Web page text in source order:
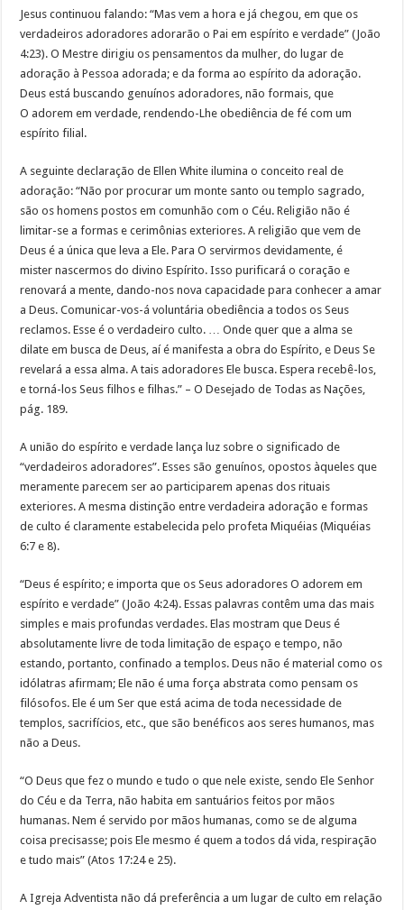
Jesus continuou falando: “Mas vem a hora e já chegou, em que os
verdadeiros adoradores adorarão o Pai em espírito e verdade” (João
4:23). O Mestre dirigiu os pensamentos da mulher, do lugar de
adoração à Pessoa adorada; e da forma ao espírito da adoração.
Deus está buscando genuínos adoradores, não formais, que
O adorem em verdade, rendendo-Lhe obediência de fé com um
espírito filial.
A seguinte declaração de Ellen White ilumina o conceito real de
adoração: “Não por procurar um monte santo ou templo sagrado,
são os homens postos em comunhão com o Céu. Religião não é
limitar-se a formas e cerimônias exteriores. A religião que vem de
Deus é a única que leva a Ele. Para O servirmos devidamente, é
mister nascermos do divino Espírito. Isso purificará o coração e
renovará a mente, dando-nos nova capacidade para conhecer a amar
a Deus. Comunicar-vos-á voluntária obediência a todos os Seus
reclamos. Esse é o verdadeiro culto. … Onde quer que a alma se
dilate em busca de Deus, aí é manifesta a obra do Espírito, e Deus Se
revelará a essa alma. A tais adoradores Ele busca. Espera recebê-los,
e torná-los Seus filhos e filhas.” – O Desejado de Todas as Nações,
pág. 189.
A união do espírito e verdade lança luz sobre o significado de
“verdadeiros adoradores”. Esses são genuínos, opostos àqueles que
meramente parecem ser ao participarem apenas dos rituais
exteriores. A mesma distinção entre verdadeira adoração e formas
de culto é claramente estabelecida pelo profeta Miquéias (Miquéias
6:7 e 8).
“Deus é espírito; e importa que os Seus adoradores O adorem em
espírito e verdade” (João 4:24). Essas palavras contêm uma das mais
simples e mais profundas verdades. Elas mostram que Deus é
absolutamente livre de toda limitação de espaço e tempo, não
estando, portanto, confinado a templos. Deus não é material como os
idólatras afirmam; Ele não é uma força abstrata como pensam os
filósofos. Ele é um Ser que está acima de toda necessidade de
templos, sacrifícios, etc., que são benéficos aos seres humanos, mas
não a Deus.
“O Deus que fez o mundo e tudo o que nele existe, sendo Ele Senhor
do Céu e da Terra, não habita em santuários feitos por mãos
humanas. Nem é servido por mãos humanas, como se de alguma
coisa precisasse; pois Ele mesmo é quem a todos dá vida, respiração
e tudo mais” (Atos 17:24 e 25).
A Igreja Adventista não dá preferência a um lugar de culto em relação